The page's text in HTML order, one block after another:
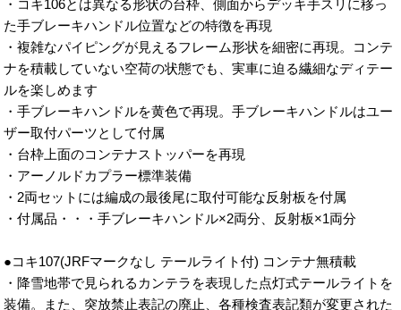
・コキ106とは異なる形状の台枠、側面からデッキ手スリに移っ
た手ブレーキハンドル位置などの特徴を再現
・複雑なパイピングが見えるフレーム形状を細密に再現。コンテ
ナを積載していない空荷の状態でも、実車に迫る繊細なディテー
ルを楽しめます
・手ブレーキハンドルを黄色で再現。手ブレーキハンドルはユー
ザー取付パーツとして付属
・台枠上面のコンテナストッパーを再現
・アーノルドカプラー標準装備
・2両セットには編成の最後尾に取付可能な反射板を付属
・付属品・・・手ブレーキハンドル×2両分、反射板×1両分
●コキ107(JRFマークなし テールライト付) コンテナ無積載
・降雪地帯で見られるカンテラを表現した点灯式テールライトを
装備。また、突放禁止表記の廃止、各種検査表記類が変更された